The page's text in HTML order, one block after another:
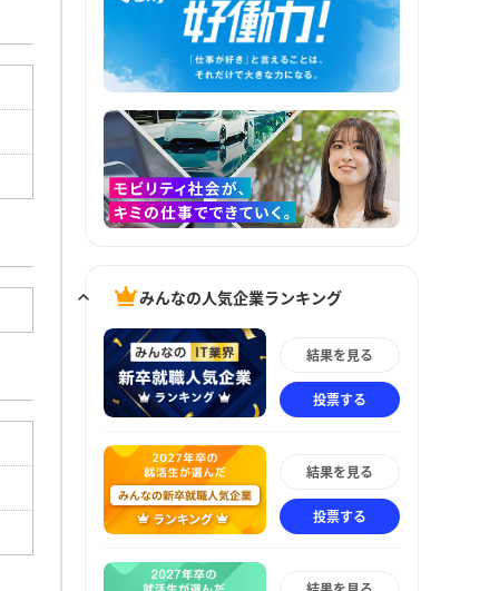
みんなの人気企業ランキング
結果を見る
投票する
結果を見る
投票する